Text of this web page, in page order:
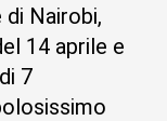
Nairobi,
14 aprile e
7